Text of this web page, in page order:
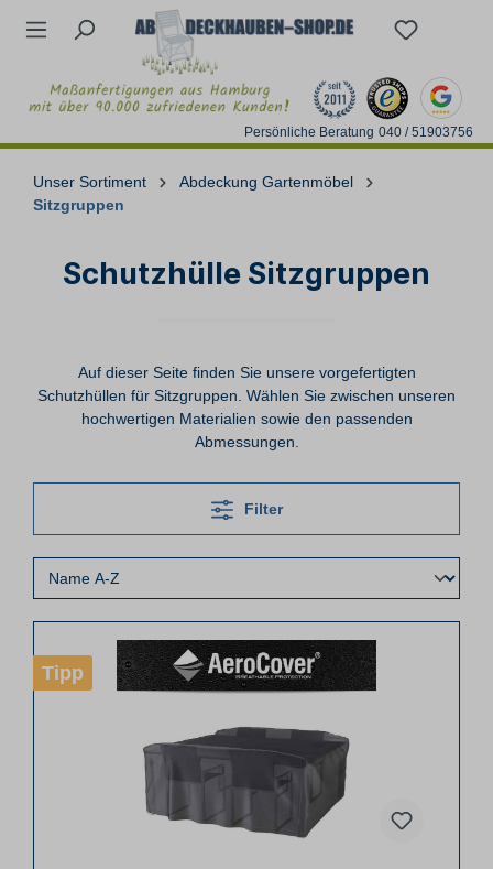
Persönliche Beratung 040 / 51903756
Unser Sortiment
Abdeckung Gartenmöbel
Sitzgruppen
Schutzhülle Sitzgruppen
Auf dieser Seite finden Sie unsere vorgefertigten
Schutzhüllen für Sitzgruppen. Wählen Sie zwischen unseren
hochwertigen Materialien sowie den passenden
Abmessungen.
Filter
Tipp